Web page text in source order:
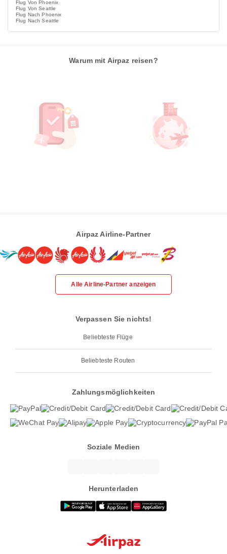
Flug Von Phoenix
Flug Von Seattle
Flug Nach Phoenix
Flug Nach Seattle
Warum mit Airpaz reisen?
Airpaz Airline-Partner
Alle Airline-Partner anzeigen
Verpassen Sie nichts!
Beliebteste Flüge
Beliebteste Routen
Zahlungsmöglichkeiten
Soziale Medien
Herunterladen